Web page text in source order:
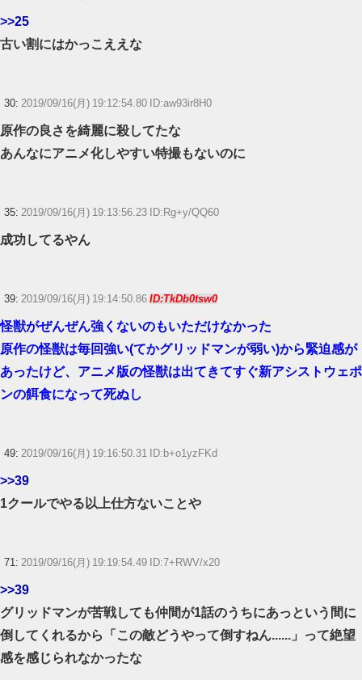
>>25
古い割にはかっこええな
30: 2019/09/16(月) 19:12:54.80 ID:aw93ir8H0
原作の良さを綺麗に殺してたな
あんなにアニメ化しやすい特撮もないのに
35: 2019/09/16(月) 19:13:56.23 ID:Rg+y/QQ60
成功してるやん
39: 2019/09/16(月) 19:14:50.86 ID:TkDb0tsw0
怪獣がぜんぜん強くないのもいただけなかった
原作の怪獣は毎回強い(てかグリッドマンが弱い)から緊迫感が
あったけど、アニメ版の怪獣は出てきてすぐ新アシストウェポ
ンの餌食になって死ぬし
49: 2019/09/16(月) 19:16:50.31 ID:b+o1yzFKd
>>39
1クールでやる以上仕方ないことや
71: 2019/09/16(月) 19:19:54.49 ID:7+RWV/x20
>>39
グリッドマンが苦戦しても仲間が1話のうちにあっという間に
倒してくれるから「この敵どうやって倒すねん......」って絶望
感を感じられなかったな